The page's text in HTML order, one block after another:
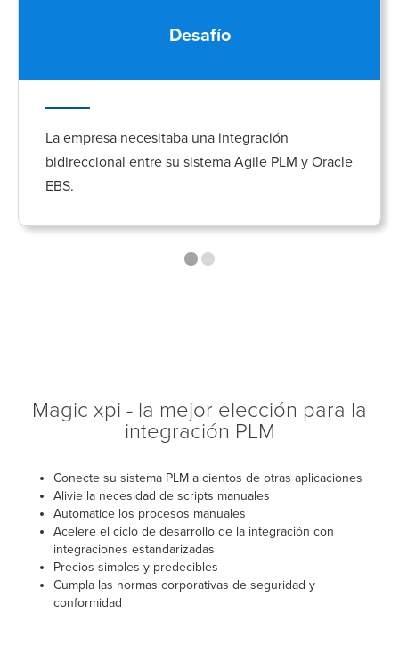
Desafío
La empresa necesitaba una integración
bidireccional entre su sistema Agile PLM y Oracle
EBS.
Magic xpi - la mejor elección para la
integración PLM
Conecte su sistema PLM a cientos de otras aplicaciones
Alivie la necesidad de scripts manuales
Automatice los procesos manuales
Acelere el ciclo de desarrollo de la integración con
integraciones estandarizadas
Precios simples y predecibles
Cumpla las normas corporativas de seguridad y
conformidad